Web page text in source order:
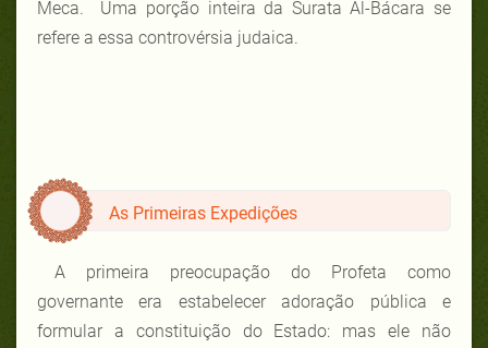
Meca. Uma porção inteira da Surata Al-Bácara se
refere a essa controvérsia judaica.
As Primeiras Expedições
A primeira preocupação do Profeta como
governante era estabelecer adoração pública e
formular a constituição do Estado: mas ele não